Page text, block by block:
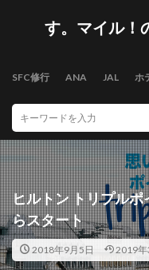
す。マイル！
SFC修行 ANA JAL ホ
ヒルトン トリプル
らスタート
2018年9月5日 2019年